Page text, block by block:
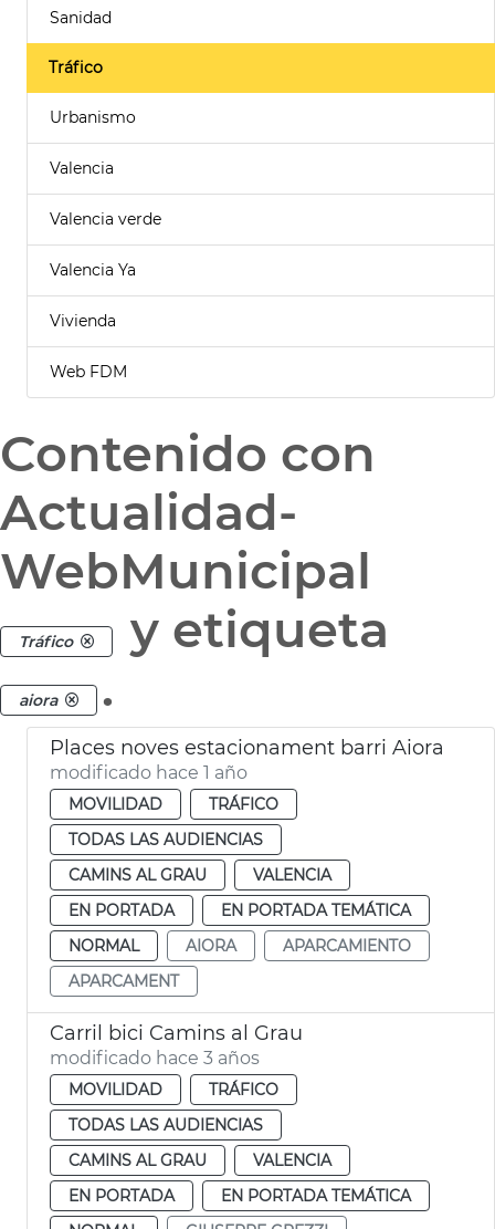
Sanidad
Tráfico
Urbanismo
Valencia
Valencia verde
Valencia Ya
Vivienda
Web FDM
Contenido con
Actualidad-
WebMunicipal
Tráfico y etiqueta
aiora .
Places noves estacionament barri Aiora
modificado hace 1 año
MOVILIDAD
TRÁFICO
TODAS LAS AUDIENCIAS
CAMINS AL GRAU
VALENCIA
EN PORTADA
EN PORTADA TEMÁTICA
NORMAL
AIORA
APARCAMIENTO
APARCAMENT
Carril bici Camins al Grau
modificado hace 3 años
MOVILIDAD
TRÁFICO
TODAS LAS AUDIENCIAS
CAMINS AL GRAU
VALENCIA
EN PORTADA
EN PORTADA TEMÁTICA